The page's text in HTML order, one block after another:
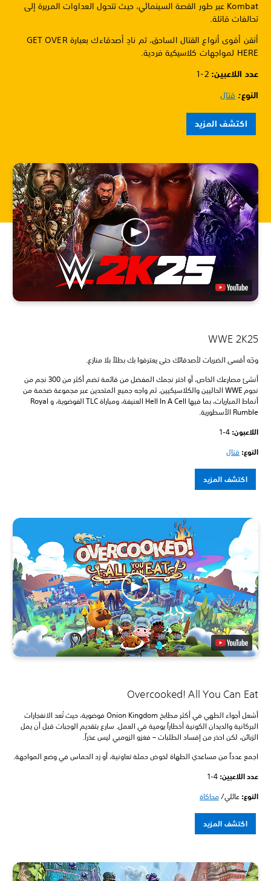
Kombat عبر طور القصة السينمائي، حيث تتحول العداوات المريرة إلى
تحالفات قاتلة.
أتقن أقوى أنواع القتال الساحق، ثم نادِ أصدقاءك بعبارة GET OVER
HERE لمواجهات كلاسيكية فردية.
عدد اللاعبين: ‏1-2
النوع: قتال
اكتشف المزيد
WWE 2K25
وجّه أقسى الضربات لأصدقائك حتى يعترفوا بك بطلاً بلا منازع.
أنشئ مصارعك الخاص، أو اختر نجمك المفضل من قائمة تضم أكثر من 300 نجم من
نجوم WWE الحاليين والكلاسيكيين. ثم واجه جميع المتحدين عبر مجموعة ضخمة من
أنماط المباريات، بما فيها Hell In A Cell العنيفة، ومباراة TLC الفوضوية، و Royal
Rumble الأسطورية.
اللاعبون: ‏ 1-4
النوع: قتال
اكتشف المزيد
Overcooked! All You Can Eat
أشعل أجواء الطهي في أكثر مطابخ Onion Kingdom فوضوية، حيث تُعد الانفجارات
البركانية والديدان الكونية أخطاراً يومية في العمل. سارع بتقديم الوجبات قبل أن يمل
الزبائن، لكن احذر من إفساد الطلبات – فغزو الزومبي ليس عذراً.
اجمع عدداً من مساعدي الطهاة لخوض حملة تعاونية، أو زد الحماس في وضع المواجهة.
عدد اللاعبين: ‏ 1-4
النوع: عائلي/محاكاة
اكتشف المزيد